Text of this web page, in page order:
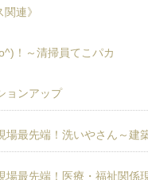
連》
！～清掃員てこパカ
ョンアップ
最先端！洗いやさん～建
最先端！医療・福祉関係